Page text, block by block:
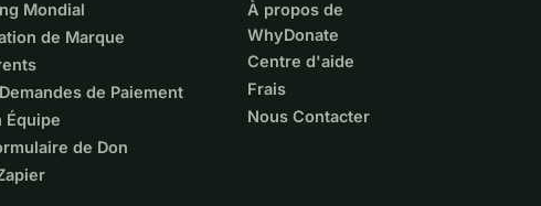
Mondial
de Marque
de Paiement
Équipe
de Don
À propos de
WhyDonate
Centre d'aide
Frais
Nous Contacter